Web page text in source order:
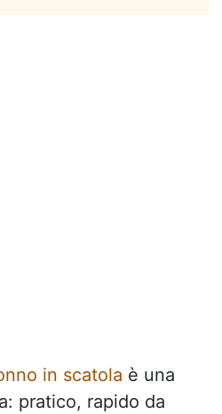
in scatola è una
pratico, rapido da